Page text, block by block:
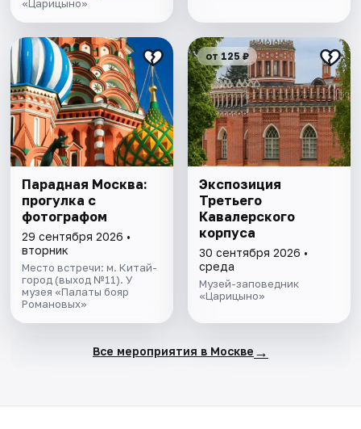
«Царицыно»
Парадная Москва:
прогулка с
фотографом
29 сентября 2026 •
вторник
Место встречи: м. Китай-
город (выход №11). У
музея «Палаты бояр
Романовых»
от 125 ₽
Экспозиция
Третьего
Кавалерского
корпуса
30 сентября 2026 •
среда
Музей-заповедник
«Царицыно»
Все мероприятия в Москве →